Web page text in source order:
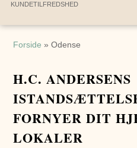
KUNDETILFREDSHED
Forside »Odense
H.C. ANDERSENS
FORNYER DIT
LOKALER